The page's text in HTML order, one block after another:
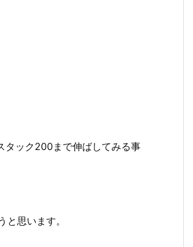
タック200まで伸ばしてみる事
思います。